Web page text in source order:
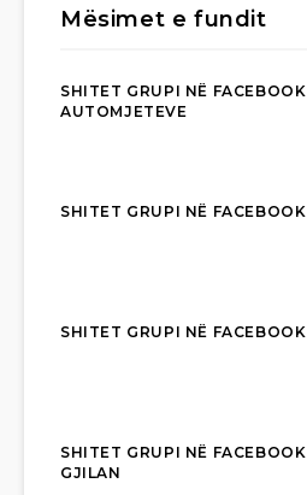
Mësimet e fundit
SHITET GRUPI NË
AUTOMJETEVE
SHITET GRUPI NË
SHITET GRUPI NË
SHITET GRUPI NË
GJILAN